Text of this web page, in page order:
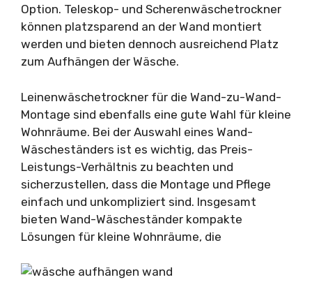
Option. Teleskop- und Scherenwäschetrockner
können platzsparend an der Wand montiert
werden und bieten dennoch ausreichend Platz
zum Aufhängen der Wäsche.
Leinenwäschetrockner für die Wand-zu-Wand-
Montage sind ebenfalls eine gute Wahl für kleine
Wohnräume. Bei der Auswahl eines Wand-
Wäscheständers ist es wichtig, das Preis-
Leistungs-Verhältnis zu beachten und
sicherzustellen, dass die Montage und Pflege
einfach und unkompliziert sind. Insgesamt
bieten Wand-Wäscheständer kompakte
Lösungen für kleine Wohnräume, die